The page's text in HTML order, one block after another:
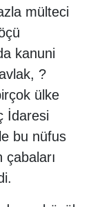
mülteci
kanuni
?
ülke
İdaresi
bu nüfus
çabaları